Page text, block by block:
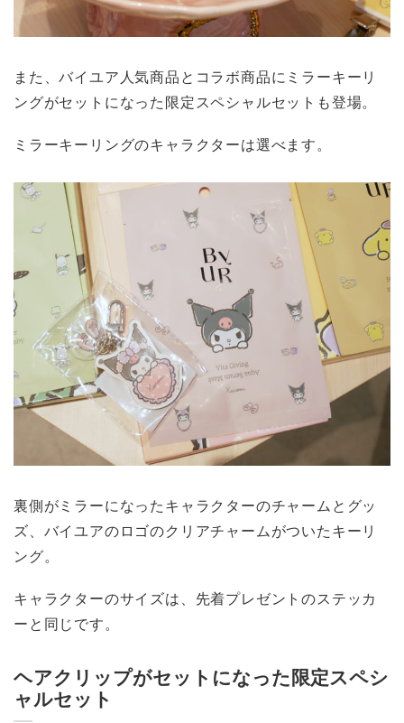
また、バイユア人気商品とコラボ商品にミラーキーリ
ングがセットになった限定スペシャルセットも登場。
ミラーキーリングのキャラクターは選べます。
裏側がミラーになったキャラクターのチャームとグッ
ズ、バイユアのロゴのクリアチャームがついたキーリ
ング。
キャラクターのサイズは、先着プレゼントのステッカ
ーと同じです。
ヘアクリップがセットになった限定スペシ
ャルセット